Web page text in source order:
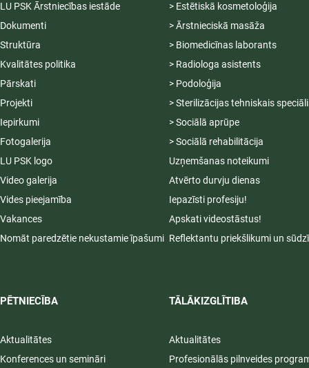
LU PSK Ārstniecības iestāde
Dokumenti
Struktūra
Kvalitātes politika
Pārskati
Projekti
Iepirkumi
Fotogalerija
LU PSK logo
Video galerija
Vides pieejamība
Vakances
Nomāt paredzētie nekustamie īpašumi
PĒTNIECĪBA
Aktualitātes
Konferences un semināri
> Estētiskā kosmetoloģija
> Ārstnieciskā masāža
> Biomedicīnas laborants
> Radiologa asistents
> Podoloģija
> Sterilizācijas tehniskais
> Sociālā aprūpe
> Sociālā rehabilitācija
Uzņemšanas noteikumi
Atvērto durvju dienas
Iepazīsti profesiju!
Apskati videostāstus!
Reflektantu priekšlikumi un
TĀLĀKIZGLĪTIBA
Aktualitātes
Profesionālās pilnveides